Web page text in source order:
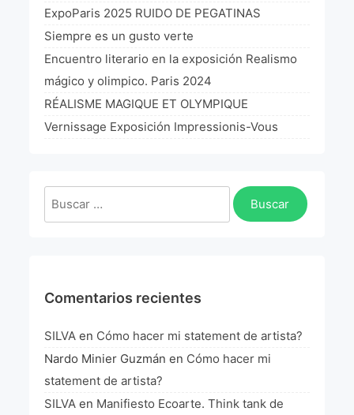
La Fórmula Científica Del Arte
Manifiesto Ecoarte
Association Paris
Fundación Colombia
ExpoParis 2025 RUIDO DE PEGATINAS
Siempre es un gusto verte
Encuentro literario en la exposición Realismo
mágico y olimpico. Paris 2024
RÉALISME MAGIQUE ET OLYMPIQUE
Vernissage Exposición Impressionis-Vous
Buscar:
Comentarios recientes
SILVA en Cómo hacer mi statement de artista?
Nardo Minier Guzmán en Cómo hacer mi
statement de artista?
SILVA en Manifiesto Ecoarte. Think tank de